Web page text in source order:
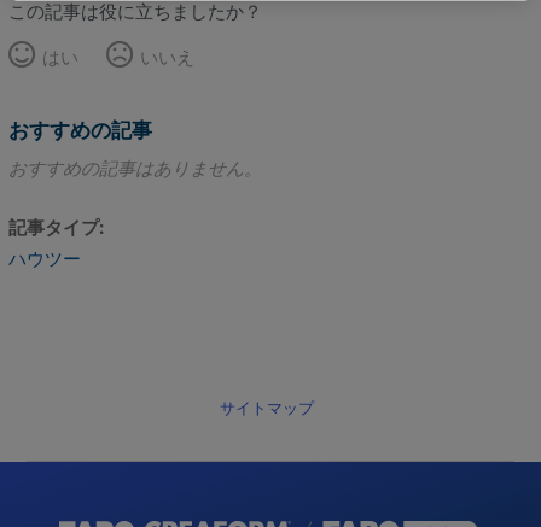
この記事は役に立ちましたか？
はい
いいえ
おすすめの記事
おすすめの記事はありません。
記事タイプ
ハウツー
サイトマップ